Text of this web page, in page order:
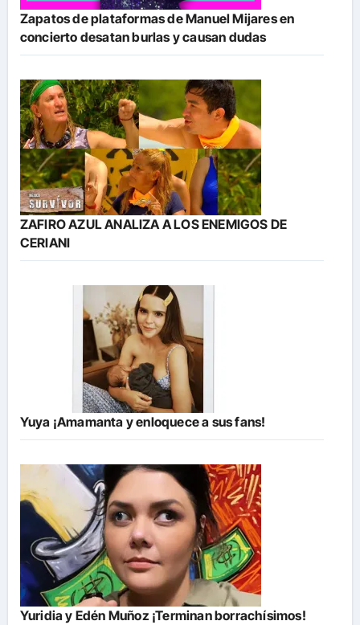
Zapatos de plataformas de Manuel Mijares en
concierto desatan burlas y causan dudas
ZAFIRO AZUL ANALIZA A LOS ENEMIGOS DE
CERIANI
Yuya ¡Amamanta y enloquece a sus fans!
Yuridia y Edén Muñoz ¡Terminan borrachísimos!